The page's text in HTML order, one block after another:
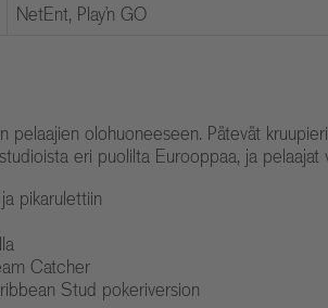
NetEnt, Play’n GO
olohuoneeseen. Pätevät
eri puolilta Eurooppaa, ja pelaajat
pikarulettiin
Catcher
Stud pokeriversion